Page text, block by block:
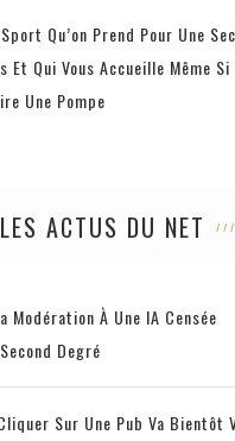
Qu’on Prend Pour Une
Et Qui Vous Accueille Même Si
Une Pompe
LES ACTUS DU NET
Modération À Une IA Censée
Degré
Sur Une Pub Va Bientôt